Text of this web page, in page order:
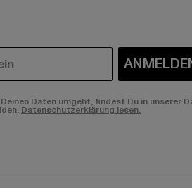
Daten umgeht, findest Du in unserer
Datenschutzerklärung lesen.